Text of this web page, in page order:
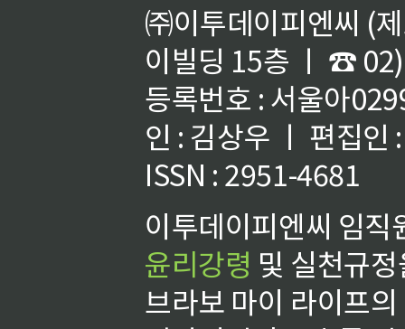
㈜이투데이피엔씨 (
이빌딩 15층 ㅣ ☎
등록번호 : 서울아
인 : 김상우 ㅣ 편집인
ISSN : 2951-4681
이투데이피엔씨 임
윤리강령 및 실천규
브라보 마이 라이프